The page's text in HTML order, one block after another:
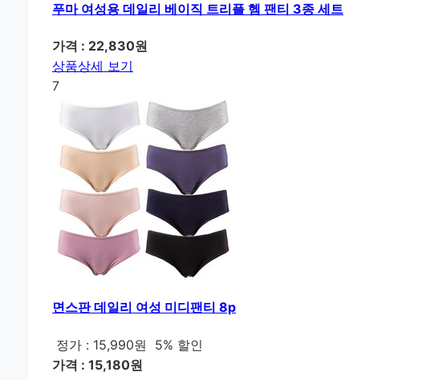
푸마 여성용 데일리 베이직 트리플 헴 팬티 3종 세트
가격 : 22,830원
상품상세 보기
7
면스판 데일리 여성 미디팬티 8p
정가 : 15,990원
5% 할인
가격 : 15,180원